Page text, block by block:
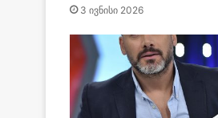
3 ივნისი 2026